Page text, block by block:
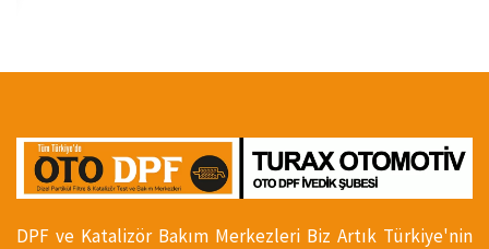
DPF ve Katalizör Bakım Merkezleri Biz Artık Türkiye'nin